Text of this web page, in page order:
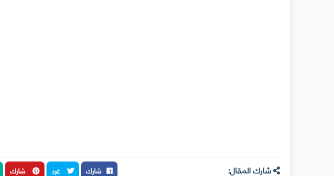
شارك المقال: شارك غرد شارك